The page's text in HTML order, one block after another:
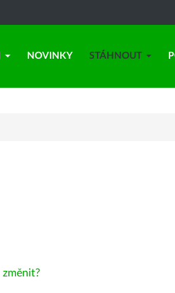
NOVINKY STÁHNOUT
změnit?